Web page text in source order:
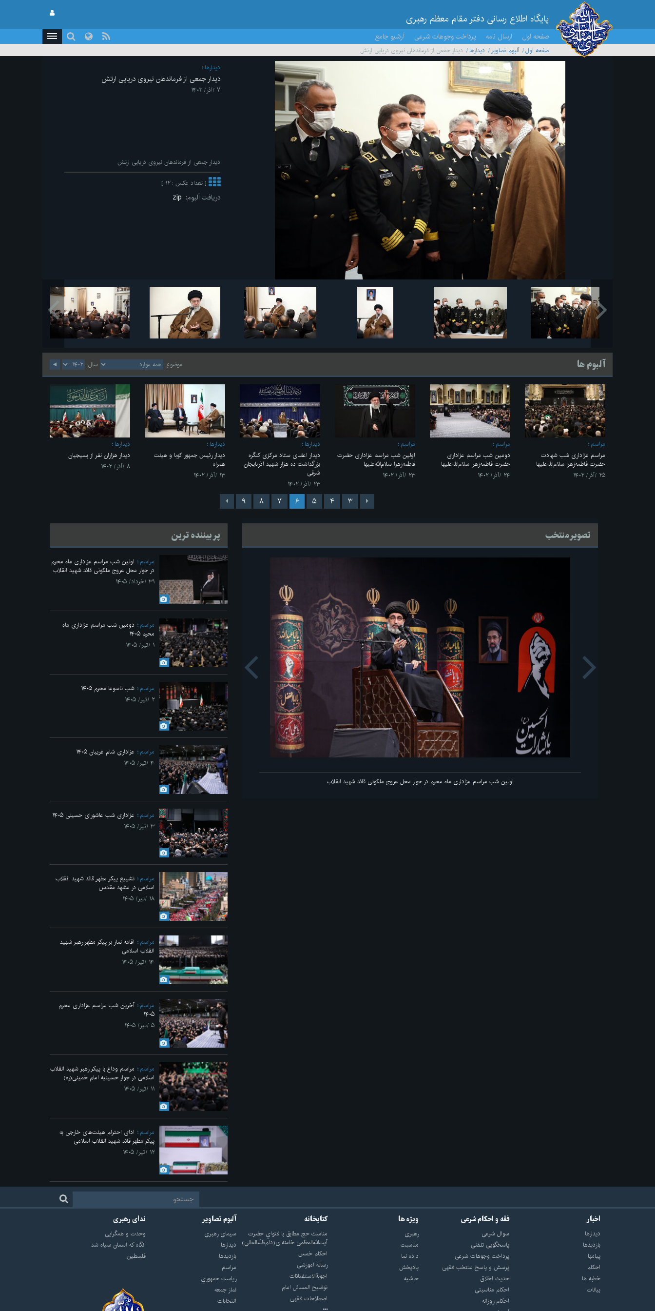
پایگاه اطلاع رسانی دفتر مقام معظم رهبری
صفحه اول ارسال نامه پرداخت وجوهات شرعی آرشیو جامع
صفحه اول آلبوم تصاویر ديدارها
دیدار جمعی از فرماندهان نیروی دریایی ارتش
ديدارها
دیدار جمعی از فرماندهان نیروی دریایی ارتش
۷ /آذر/ ۱۴۰۲
دیدار جمعی از فرماندهان نیروی دریایی ارتش
[ تعداد عکس : ۱۲ ]
دریافت آلبوم:
آلبوم ها موضوع: سال:
مراسم
مراسم عزاداری شب شهادت
حضرت فاطمه‌زهرا سلام‌الله‌علیها
۲۵ /آذر/ ۱۴۰۲
مراسم
دومین شب مراسم عزاداری
حضرت فاطمه‌زهرا سلام‌الله‌علیها
۲۴ /آذر/ ۱۴۰۲
مراسم
اولین شب مراسم عزاداری حضرت
فاطمه‌زهرا سلام‌الله‌علیها
۲۳ /آذر/ ۱۴۰۲
ديدارها
دیدار اعضای ستاد مرکزی کنگره
بزرگداشت ده هزار شهید آذربایجان
شرقی
۲۳ /آذر/ ۱۴۰۲
ديدارها
دیدار رئیس جمهور کوبا و هیئت
همراه
۱۳ /آذر/ ۱۴۰۲
ديدارها
دیدار هزاران نفر از بسیجیان
۸ /آذر/ ۱۴۰۲
۳ ۴ ۵ ۶ ۷ ۸ ۹
تصویر منتخب
اولین شب مراسم عزاداری ماه محرم در جوار محل عروج ملکوتی قائد شهید انقلاب
Previous Next
پر بیننده ترین
مراسم
اولین شب مراسم عزاداری ماه محرم
در جوار محل عروج ملکوتی قائد شهید انقلاب
۳۱ /خرداد/ ۱۴۰۵
مراسم
دومین شب مراسم عزاداری ماه
محرم ۱۴۰۵
۱ /تیر/ ۱۴۰۵
مراسم
شب تاسوعا محرم ۱۴۰۵
۲ /تیر/ ۱۴۰۵
مراسم
عزاداری شام غریبان ۱۴۰۵
۴ /تیر/ ۱۴۰۵
مراسم
عزاداری شب عاشورای حسینی ۱۴۰۵
۳ /تیر/ ۱۴۰۵
مراسم
تشییع پیکر مطهر قائد شهید انقلاب
اسلامی در مشهد مقدس
۱۸ /تیر/ ۱۴۰۵
مراسم
اقامه نماز بر پیکر مطهر رهبر شهید
انقلاب اسلامی
۱۴ /تیر/ ۱۴۰۵
مراسم
آخرین شب مراسم عزاداری محرم
۱۴۰۵
۵ /تیر/ ۱۴۰۵
مراسم
مراسم وداع با پیکر رهبر شهید انقلاب
اسلامی در جوار حسینیه امام خمینی(ره)
۱۱ /تیر/ ۱۴۰۵
مراسم
ادای احترام هیئت‌های خارجی به
پیکر مطهر قائد شهید انقلاب اسلامی
۱۲ /تیر/ ۱۴۰۵
اخبار
دیدارها
بازديدها
پيامها
احكام
خطبه ها
بیانات
فقه و احکام شرعی
سوال شرعی
پاسخگویی تلفنی
پرداخت وجوهات شرعی
پرسش و پاسخ منتخب فقهی
حدیث اخلاق
احکام مناسبتی
احکام روزانه
ویژه ها
رهبری
مناسبت
داده نما
پادپخش
حاشیه
کتابخانه
مناسك حج مطابق با فتواي حضرت
آيت‌الله‌العظمى خامنه‌اى(دام‌ظلّه‌العالي)
احکام خمس
رساله آموزشی
اجوبة‌الاستفتائات
توضيح المسائل امام
اصطلاحات فقهى
آلبوم تصاویر
سيماى رهبرى
ديدارها
بازديدها
مراسم
رياست جمهوري
نماز جمعه
انتخابات
ندای رهبری
وحدت و همگرایی
آنگاه که آسمان سیاه شد
فلسطین